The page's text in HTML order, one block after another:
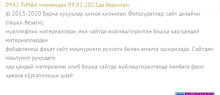
0942 ЎзМАА томонидан 09.01.2013да берилган
© 2013-2020 Барча ҳуқуқлар ҳимоя қилинган. Фотосуратлар, сайт дизайни
(ташқи безаги),
муаллифлик материаллари, ёки сайтда жойлаштирилган бошқа ҳар қандай
материаллардан
фойдаланиш фақат сайт маъмурияти рухсати билан амалга оширилади. Сайтдан
маълумот руҳидаги
ҳар қандай материални олиб бошқа сайтда жойлаштирилганда манбага фаол
ҳавола кўрсатилиши шарт.